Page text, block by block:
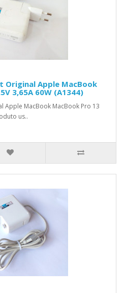
Original Apple MacBook
3,65A 60W (A1344)
Apple MacBook MacBook Pro 13
us..